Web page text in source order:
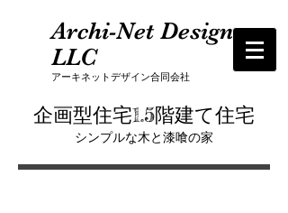
Archi-Net Design
LLC
企画型住宅1.5階建て住宅
​シンプルな木と漆喰の家